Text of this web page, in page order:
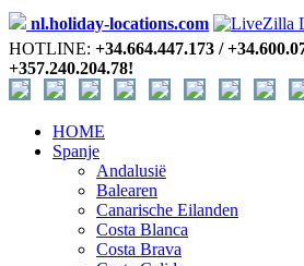
nl.holiday-locations.com
HOTLINE: +34.664.447.173 /
+357.240.204.78!
HOME
Spanje
Andalusië
Balearen
Canarische Eilanden
Costa Blanca
Costa Brava